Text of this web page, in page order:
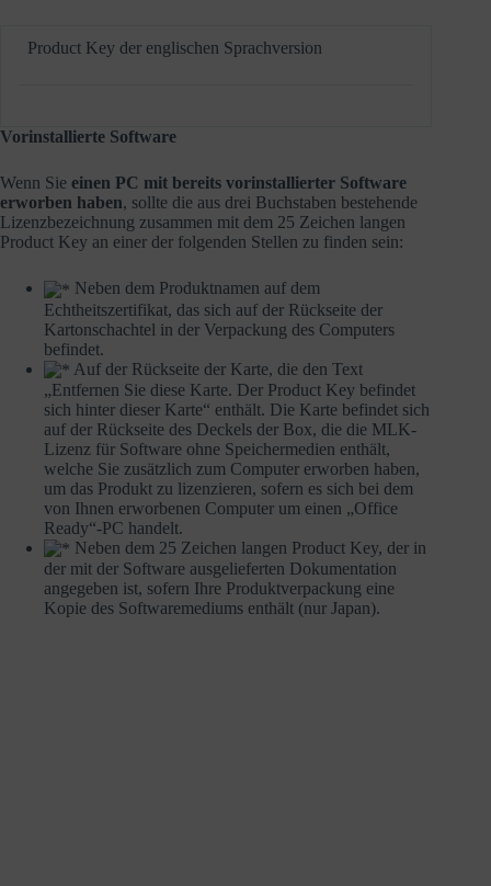
Product Key der englischen Sprachversion
Vorinstallierte Software
Wenn Sie einen PC mit bereits vorinstallierter Software
erworben haben, sollte die aus drei Buchstaben bestehende
Lizenzbezeichnung zusammen mit dem 25 Zeichen langen
Product Key an einer der folgenden Stellen zu finden sein:
Neben dem Produktnamen auf dem
Echtheitszertifikat, das sich auf der Rückseite der
Kartonschachtel in der Verpackung des Computers
befindet.
Auf der Rückseite der Karte, die den Text
„Entfernen Sie diese Karte. Der Product Key befindet
sich hinter dieser Karte“ enthält. Die Karte befindet sich
auf der Rückseite des Deckels der Box, die die MLK-
Lizenz für Software ohne Speichermedien enthält,
welche Sie zusätzlich zum Computer erworben haben,
um das Produkt zu lizenzieren, sofern es sich bei dem
von Ihnen erworbenen Computer um einen „Office
Ready“-PC handelt.
Neben dem 25 Zeichen langen Product Key, der in
der mit der Software ausgelieferten Dokumentation
angegeben ist, sofern Ihre Produktverpackung eine
Kopie des Softwaremediums enthält (nur Japan).